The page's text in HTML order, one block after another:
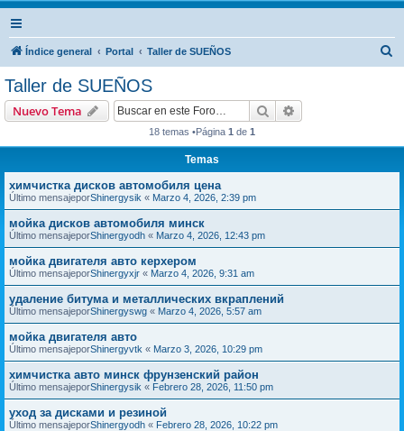
Índice general Portal Taller de SUEÑOS
Taller de SUEÑOS
Nuevo Tema Buscar
18 temas •Página 1 de 1
Temas
химчистка дисков автомобиля цена
Último mensajeporShinergysik « Marzo 4, 2026, 2:39 pm
мойка дисков автомобиля минск
Último mensajeporShinergyodh « Marzo 4, 2026, 12:43 pm
мойка двигателя авто керхером
Último mensajeporShinergyxjr « Marzo 4, 2026, 9:31 am
удаление битума и металлических вкраплений
Último mensajeporShinergyswg « Marzo 4, 2026, 5:57 am
мойка двигателя авто
Último mensajeporShinergyvtk « Marzo 3, 2026, 10:29 pm
химчистка авто минск фрунзенский район
Último mensajeporShinergysik « Febrero 28, 2026, 11:50 pm
уход за дисками и резиной
Último mensajeporShinergyodh « Febrero 28, 2026, 10:22 pm